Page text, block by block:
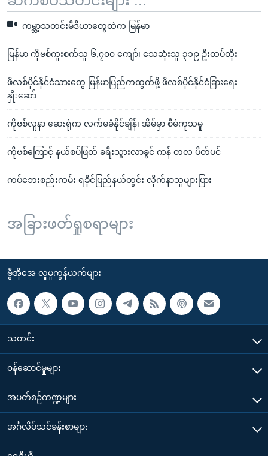
ကမ္ဘာ့သတင်းမီဒီယာတွေထဲက မြန်မာ
မြန်မာ ကိုဗစ်ကူးစက်သူ ၆,၇၀၀ ကျော်၊ သေဆုံးသူ ၃၁၉ ဦးထပ်တိုး
ဖိလစ်ပိုင်နိုင်ငံသားတွေ မြန်မာပြည်ကထွက်ဖို့ ဖိလစ်ပိုင်နိုင်ငံခြားရေး
နှိုးဆော်
ကိုဗစ်လူနာ ဆေးရုံက လက်မခံနိုင်ချိန်၊ အိမ်မှာ စီမံကုသမူ
ကိုဗစ်ကြောင့် နယ်စပ်ဖြတ် ခရီးသွားလာခွင် ကန် တလ ပိတ်ပင်
ကပ်ဘေးစည်းကမ်း ရခိုင်ပြည်နယ်တွင်း လိုက်နာသူများပြား
အခြားဖတ်ရှုစရာများ
ဗွီအိုအေ လူမှုကွန်ယက်များ
သတင်း
၀န်ဆောင်မှုများ
အပတ်စဉ်ကဏ္ဍများ
အင်္ဂလိပ်သင်ခန်းစာများ